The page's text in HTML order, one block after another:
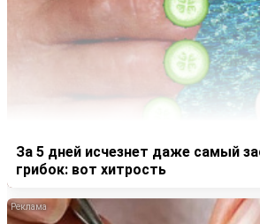
За 5 дней исчезнет даже самый
грибок: вот хитрость